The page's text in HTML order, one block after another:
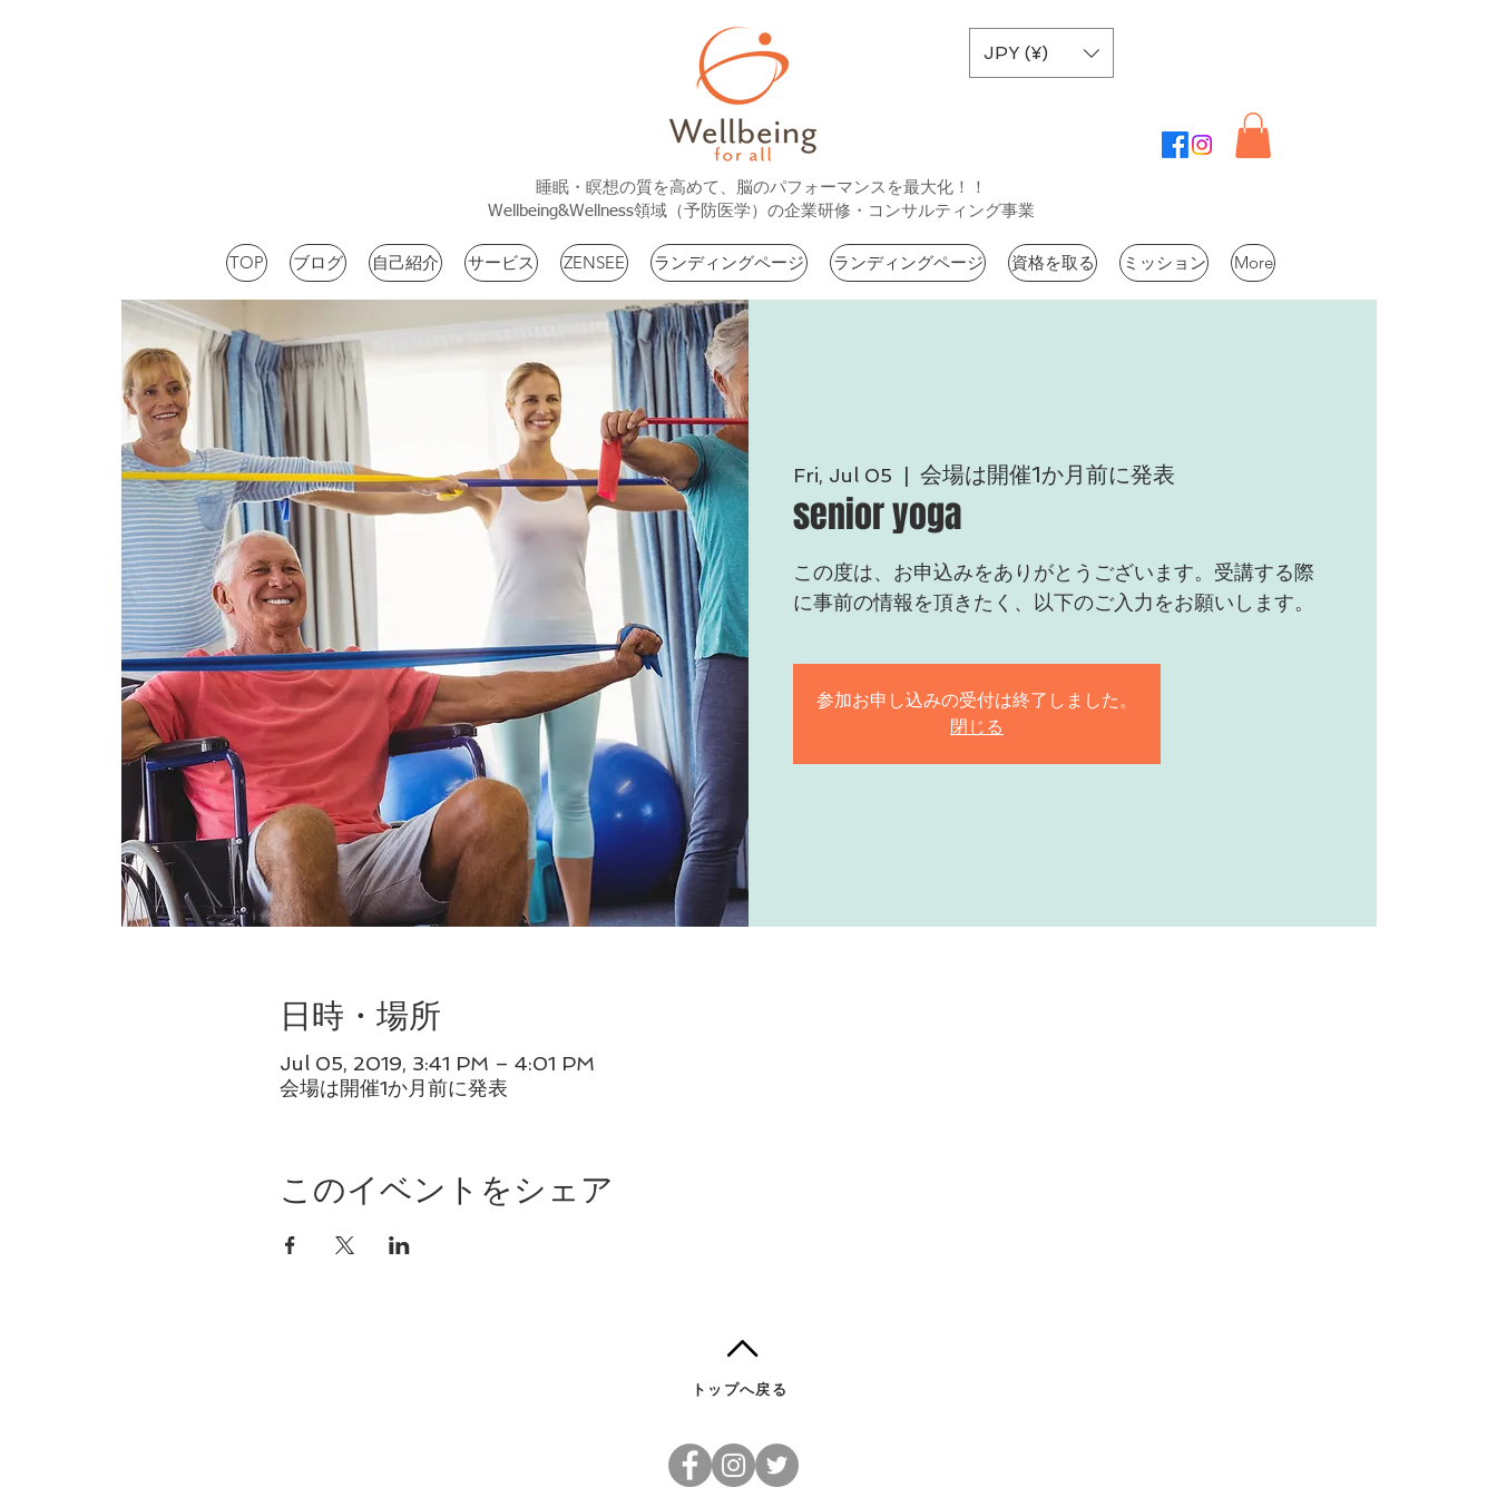
JPY (¥)
睡眠・瞑想の質を高めて、脳のパフォーマンスを最大化！！
Wellbeing&Wellness領域（予防医学）の企業研修・コンサルティング事業
TOP ブログ 自己紹介 サービス ZENSEE ランディングページ ランディングページ 資格を取る ミッション More
Fri, Jul 05 会場は開催1か月前に発表
senior yoga
この度は、お申込みをありがとうございます。受講する際
に事前の情報を頂きたく、以下のご入力をお願いします。
参加お申し込みの受付は終了しました。
閉じる
日時・場所
Jul 05, 2019, 3:41 PM – 4:01 PM
会場は開催1か月前に発表
このイベントをシェア
トップへ戻る